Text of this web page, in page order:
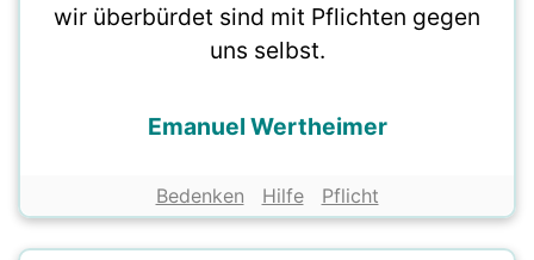
wir überbürdet sind mit Pflichten gegen
uns selbst.
Emanuel Wertheimer
Bedenken Hilfe Pflicht